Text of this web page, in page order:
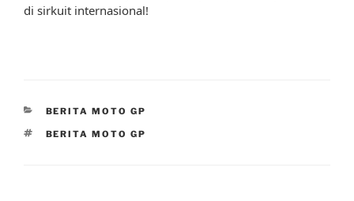
di sirkuit internasional!
CATEGORIES
BERITA MOTO GP
TAGS
BERITA MOTO GP